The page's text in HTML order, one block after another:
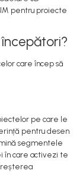
pentru proiecte
care încep să
pe care le
pentru desen
segmentele
în care activezi te